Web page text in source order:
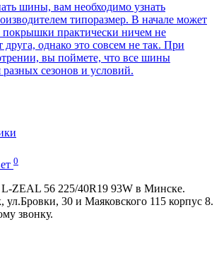
шины, вам необходимо узнать
типоразмер. В начале может
покрышки практически ничем не
друга, однако это совсем не так. При
вы поймете, что все шины
сезонов и условий.
0
ZEAL 56 225/40R19 93W в Минске.
30 и Маяковского 115 корпус 8.
звонку.